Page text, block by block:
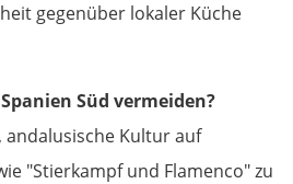
gegenüber lokaler Küche
Süd vermeiden?
Kultur auf
"Stierkampf und Flamenco" zu